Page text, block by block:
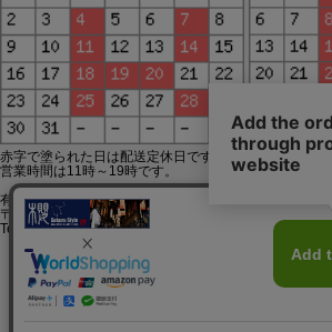
赤字で塗られた日は配送定休日です。
営業時間は11時～19時です。
有限会社ジップジップ SakuraStyle通販事業部
〒650-0021 神戸市中央区三宮町3-9-19イトウビル1,4F
Tel:078-332-2013 FAX:078-333-6644
SSL/TLSとは?